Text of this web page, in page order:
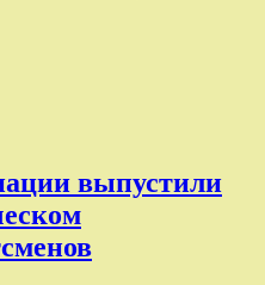
выпустили